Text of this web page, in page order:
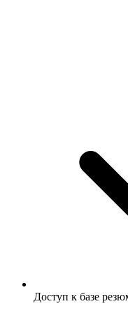
Доступ к базе